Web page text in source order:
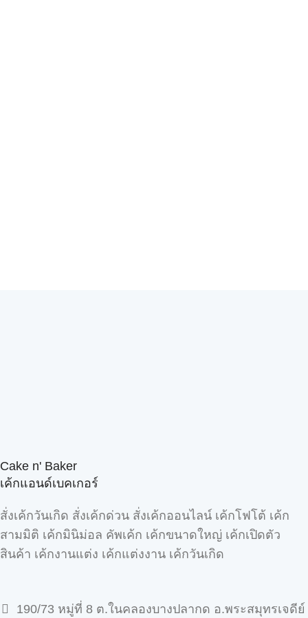
Cake n' Baker
เค้กแอนด์เบคเกอร์
สั่งเค้กวันเกิด สั่งเค้กด่วน สั่งเค้กออนไลน์ เค้กโฟโต้ เค้ก
สามมิติ เค้กมินิม่อล คัพเค้ก เค้กขนาดใหญ่ เค้กเปิดตัว
สินค้า เค้กงานแต่ง เค้กแต่งงาน เค้กวันเกิด
190/73 หมู่ที่ 8 ต.ในคลองบางปลากด อ.พระสมุทรเจดีย์